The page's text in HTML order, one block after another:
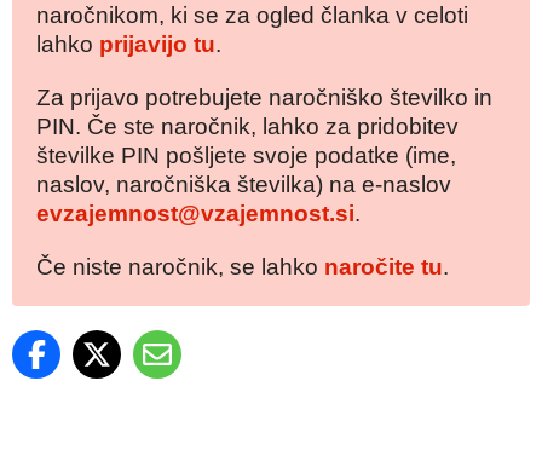
naročnikom, ki se za ogled članka v celoti
lahko prijavijo tu.
Za prijavo potrebujete naročniško številko in
PIN. Če ste naročnik, lahko za pridobitev
številke PIN pošljete svoje podatke (ime,
naslov, naročniška številka) na e-naslov
evzajemnost@vzajemnost.si.
Če niste naročnik, se lahko naročite tu.